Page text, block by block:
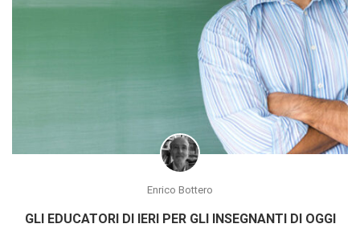
Enrico Bottero
GLI EDUCATORI DI IERI PER GLI INSEGNANTI DI OGGI